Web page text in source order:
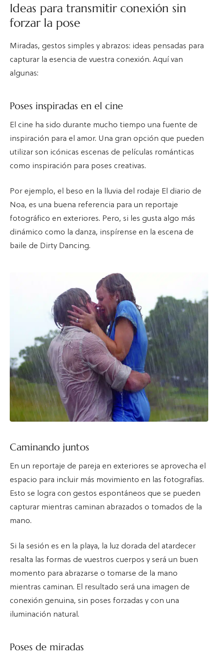
Ideas para transmitir conexión sin
forzar la pose
Miradas, gestos simples y abrazos: ideas pensadas para
capturar la esencia de vuestra conexión. Aquí van
algunas:
Poses inspiradas en el cine
El cine ha sido durante mucho tiempo una fuente de
inspiración para el amor. Una gran opción que pueden
utilizar son icónicas escenas de películas románticas
como inspiración para poses creativas.
Por ejemplo, el beso en la lluvia del rodaje El diario de
Noa, es una buena referencia para un reportaje
fotográfico en exteriores. Pero, si les gusta algo más
dinámico como la danza, inspírense en la escena de
baile de Dirty Dancing.
Caminando juntos
En un reportaje de pareja en exteriores se aprovecha el
espacio para incluir más movimiento en las fotografías.
Esto se logra con gestos espontáneos que se pueden
capturar mientras caminan abrazados o tomados de la
mano.
Si la sesión es en la playa, la luz dorada del atardecer
resalta las formas de vuestros cuerpos y será un buen
momento para abrazarse o tomarse de la mano
mientras caminan. El resultado será una imagen de
conexión genuina, sin poses forzadas y con una
iluminación natural.
Poses de miradas